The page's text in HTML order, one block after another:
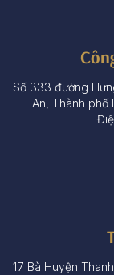
Số 333 đường
An, Thành phố
17 Bà Huyện